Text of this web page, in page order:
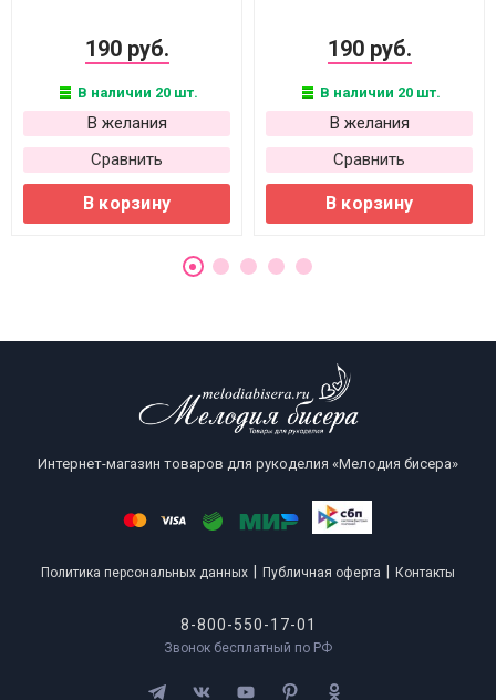
190 руб.
В наличии 20 шт.
В желания
Сравнить
В корзину
190 руб.
В наличии 20 шт.
В желания
Сравнить
В корзину
Интернет-магазин товаров для рукоделия «Мелодия бисера»
Политика персональных данных Публичная оферта Контакты
8-800-550-17-01
Звонок бесплатный по РФ